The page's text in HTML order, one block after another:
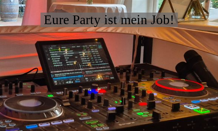
Eure Party ist mein Job!